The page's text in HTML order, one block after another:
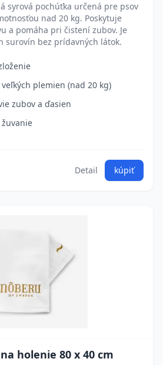
syrová pochúťka určená pre psov
nad 20 kg. Poskytuje
a pomáha pri čistení zubov. Je
surovín bez prídavných látok.
plemien (nad 20 kg)
zubov a ďasien
žuvanie
Detail kúpiť
holenie 80 x 40 cm